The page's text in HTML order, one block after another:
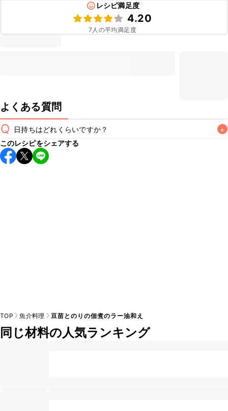
レシピ満足度
4.20
7 人の平均満足度
よくある質問
Q 日持ちはどれくらいですか？ +
保存期間は冷蔵で当日中が目安です。なるべくお早めにお召
し上がりください。
このレシピをシェアする
TOP 魚介料理 豆苗とのりの佃煮のラー油和え
同じ材料の人気ランキング